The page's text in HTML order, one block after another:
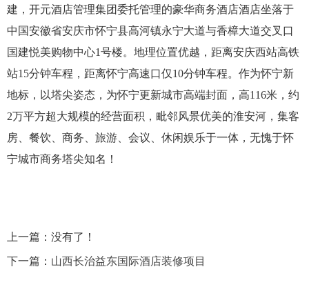
建，开元酒店管理集团委托管理的豪华商务酒店酒店坐落于
中国安徽省安庆市怀宁县高河镇永宁大道与香樟大道交叉口
国建悦美购物中心1号楼。地理位置优越，距离安庆西站高铁
站15分钟车程，距离怀宁高速口仅10分钟车程。作为怀宁新
地标，以塔尖姿态，为怀宁更新城市高端封面，高116米，约
2万平方超大规模的经营面积，毗邻风景优美的淮安河，集客
房、餐饮、商务、旅游、会议、休闲娱乐于一体，无愧于怀
宁城市商务塔尖知名！
上一篇：没有了！
下一篇： 山西长治益东国际酒店装修项目